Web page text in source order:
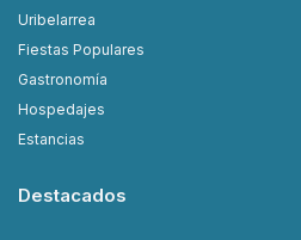
Uribelarrea
Fiestas Populares
Gastronomía
Hospedajes
Estancias
Destacados